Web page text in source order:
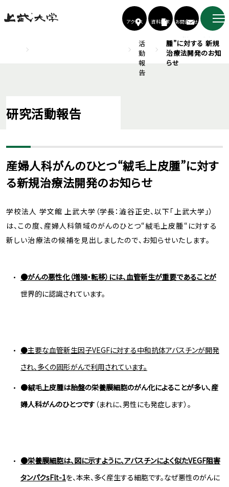
アクセス 資料請求 お問合わせ
研究活動報告
TOP 上武大学 医学生理学研究所
研
究
活
動
報
告
産婦人科がんのひ
とつ“絨毛上皮
腫”に対する 新規
治療法開発のお知
らせ
産婦人科がんのひとつ“絨毛上皮腫”に対す
る新規治療法開発のお知らせ
学校法人 学文館 上武大学（学長：澁谷正史、以下「上武大学」）
は、この度、産婦人科領域のがんのひとつ“絨毛上皮腫“に対する
新しい治療法の候補を見出しましたので、お知らせいたします。
●がんの悪性化（増殖・転移）には、血管新生が重要であることが
世界的に認識されています。
●主要な血管新生因子VEGFに対する中和抗体アバスチンが開発
され、多くの固形がんで利用されています。
●絨毛上皮腫は胎盤の栄養膜細胞のがん化によることが多い、産
婦人科がんのひとつです （まれに、男性にも発症します）。
●栄養膜細胞は、図に示すように、アバスチンによく似たVEGF阻害
タンパクsFlt-1を、本来、多く産生する細胞です。なぜ悪性のがんに